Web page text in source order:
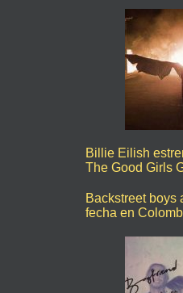
Billie Eilish
The Good Girls
Backstreet boys
fecha en